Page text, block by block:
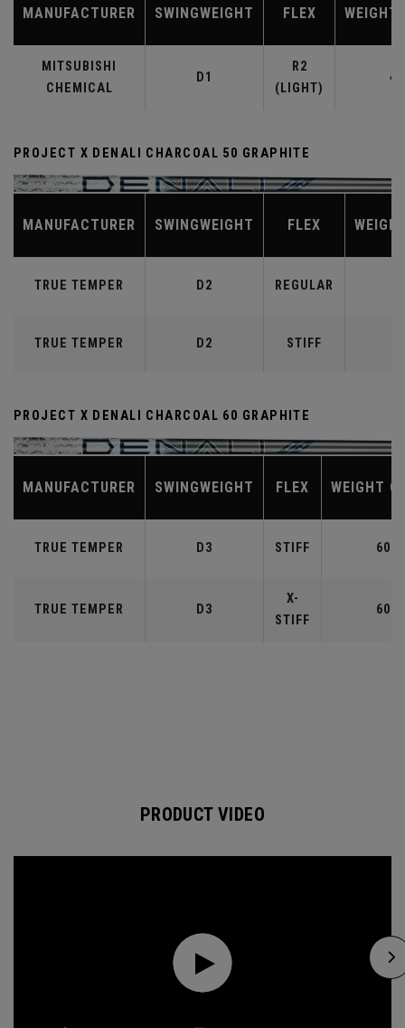
MANUFACTURER SWINGWEIGHT FLEX WEIGHT
MITSUBISHI
CHEMICAL
D1
R2
(LIGHT)
40
PROJECT X DENALI CHARCOAL 50 GRAPHITE
MANUFACTURER SWINGWEIGHT FLEX
TRUE TEMPER D2 REGULAR
TRUE TEMPER D2 STIFF
PROJECT X DENALI CHARCOAL 60 GRAPHITE
MANUFACTURER SWINGWEIGHT FLEX WEIGHT
TRUE TEMPER D3 STIFF 60
TRUE TEMPER D3
X-
STIFF
60
PRODUCT VIDEO